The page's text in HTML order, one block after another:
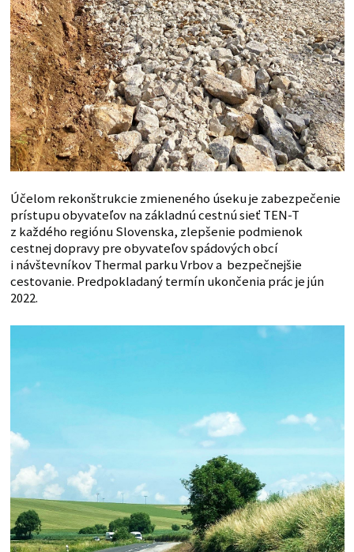
Účelom rekonštrukcie zmieneného úseku je zabezpečenie
prístupu obyvateľov na základnú cestnú sieť TEN-T
z každého regiónu Slovenska, zlepšenie podmienok
cestnej dopravy pre obyvateľov spádových obcí
i návštevníkov Thermal parku Vrbov a bezpečnejšie
cestovanie. Predpokladaný termín ukončenia prác je jún
2022.